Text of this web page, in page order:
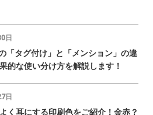
日
「タグ付け」と「メンション」の違
的な使い分け方を解説します！
日
く耳にする印刷色をご紹介！金赤？